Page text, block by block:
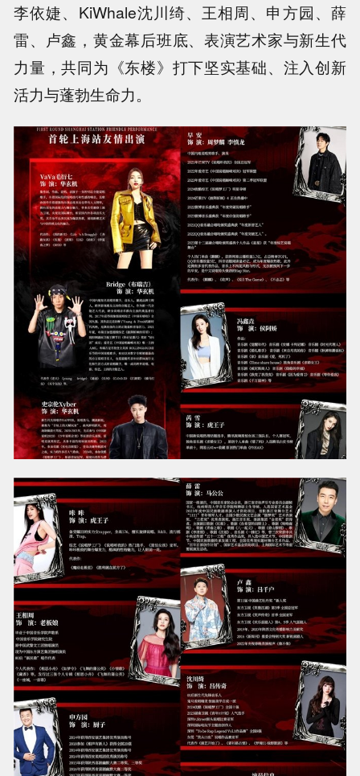
李依婕、KiWhale沈川绮、王相周、申方园、薛
雷、卢鑫，黄金幕后班底、表演艺术家与新生代
力量，共同为《东楼》打下坚实基础、注入创新
活力与蓬勃生命力。